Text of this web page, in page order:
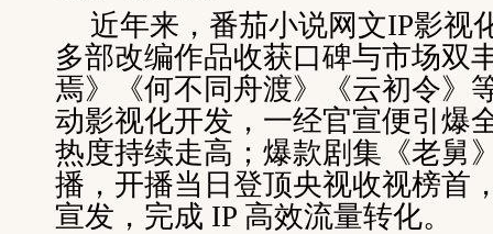
近年来，番茄小说网文IP影视
多部改编作品收获口碑与市场双
焉》《何不同舟渡》《云初令》
动影视化开发，一经官宣便引爆
热度持续走高；爆款剧集《老舅
播，开播当日登顶央视收视榜首
宣发，完成 IP 高效流量转化。